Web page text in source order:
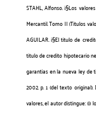
STAHL, Alfonso. ¡§Los
Mercantil. Tomo II (Titulos
AGUILAR. ¡§El titulo de
titulo de credito hipotecario
garantias en la nueva ley de
2002. p. 1 (del texto
valores, el autor distingue: (i)